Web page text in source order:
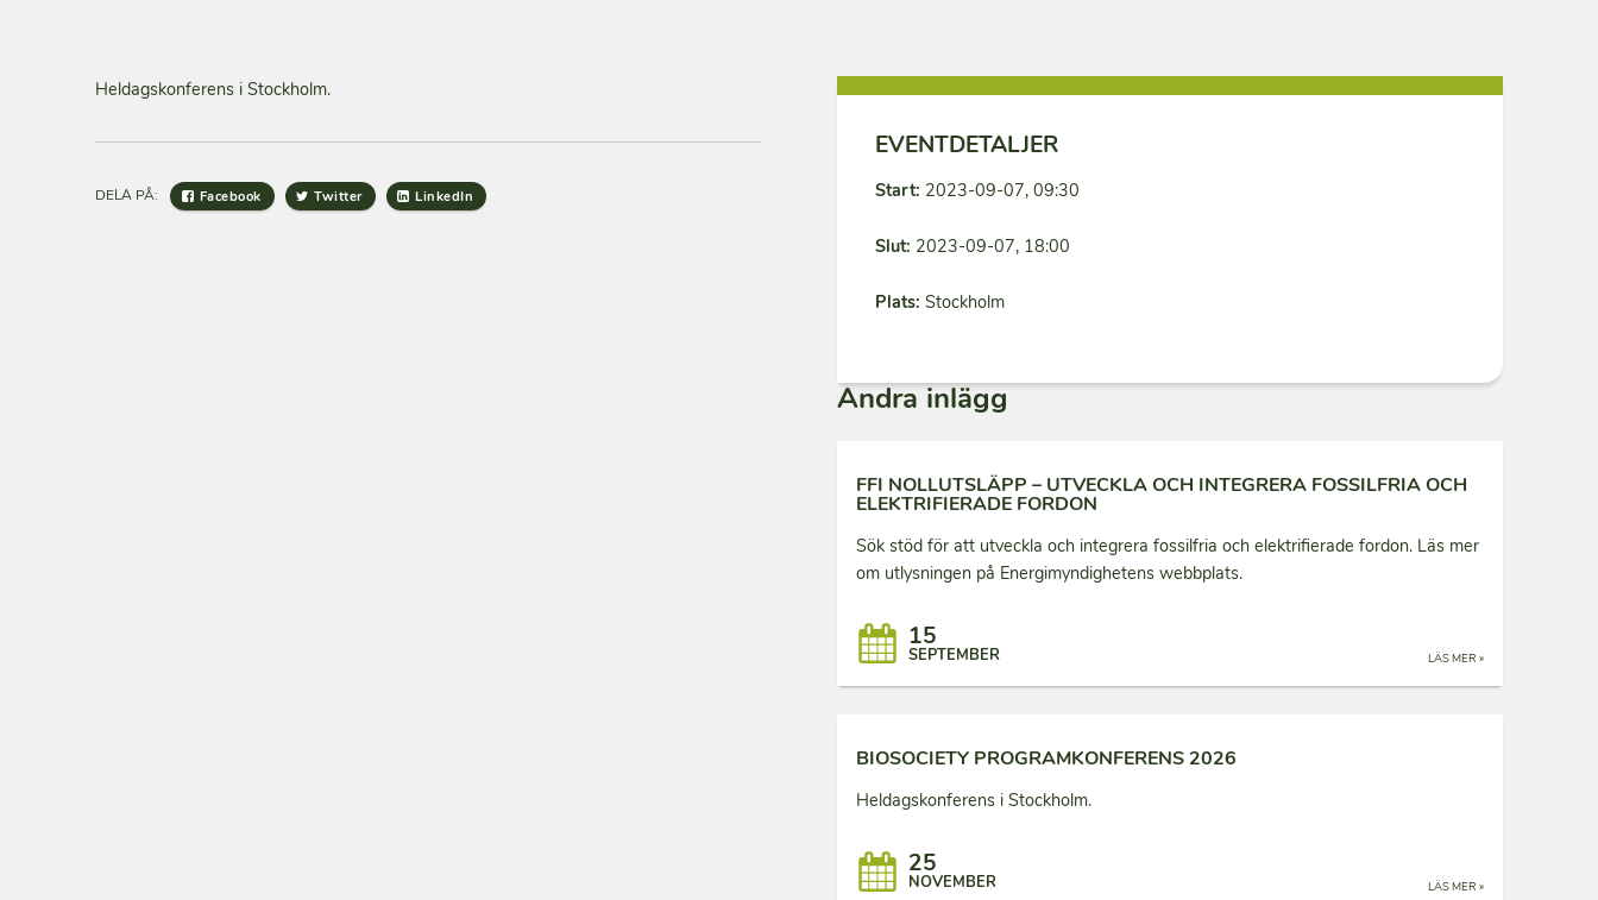
Heldagskonferens i Stockholm.
DELA PÅ: Facebook Twitter LinkedIn
EVENTDETALJER
Start: 2023-09-07, 09:30
Slut: 2023-09-07, 18:00
Plats: Stockholm
Andra inlägg
FFI NOLLUTSLÄPP – UTVECKLA OCH INTEGRERA FOSSILFRIA OCH
ELEKTRIFIERADE FORDON
Sök stöd för att utveckla och integrera fossilfria och elektrifierade fordon. Läs mer
om utlysningen på Energimyndighetens webbplats.
LÄS MER »
15
SEPTEMBER
BIOSOCIETY PROGRAMKONFERENS 2026
Heldagskonferens i Stockholm.
LÄS MER »
25
NOVEMBER